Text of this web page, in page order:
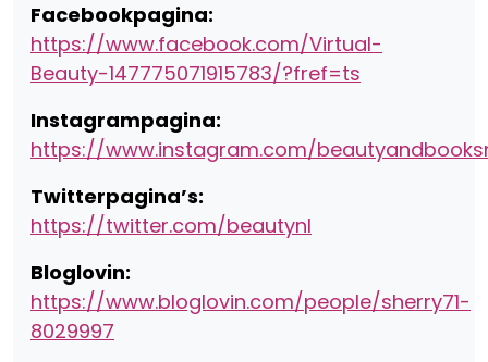
Facebookpagina:
https://www.facebook.com/Virtual-
Beauty-147775071915783/?fref=ts
Instagrampagina:
https://www.instagram.com/
Twitterpagina’s:
https://twitter.com/beautynl
Bloglovin:
https://www.bloglovin.com/people/sherry71-
8029997